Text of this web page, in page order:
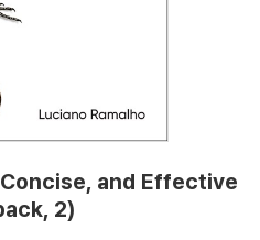
and Effective
2)